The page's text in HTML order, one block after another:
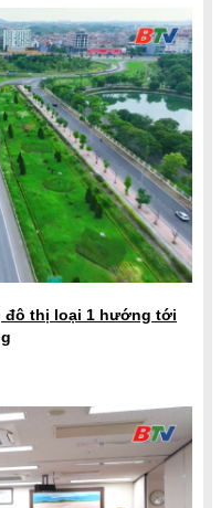
đô thị loại 1 hướng tới